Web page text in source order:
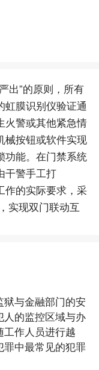
”的原则，所有
虹膜识别仪验证通
火警或其他紧急情
械按钮或软件实现
功能。在门禁系统
干警手工打
的实际要求，采
实现双门联动互
与金融部门的安
的监控区域与办
作人员进行越
中最常见的犯罪